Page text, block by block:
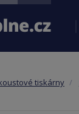
tiskárny